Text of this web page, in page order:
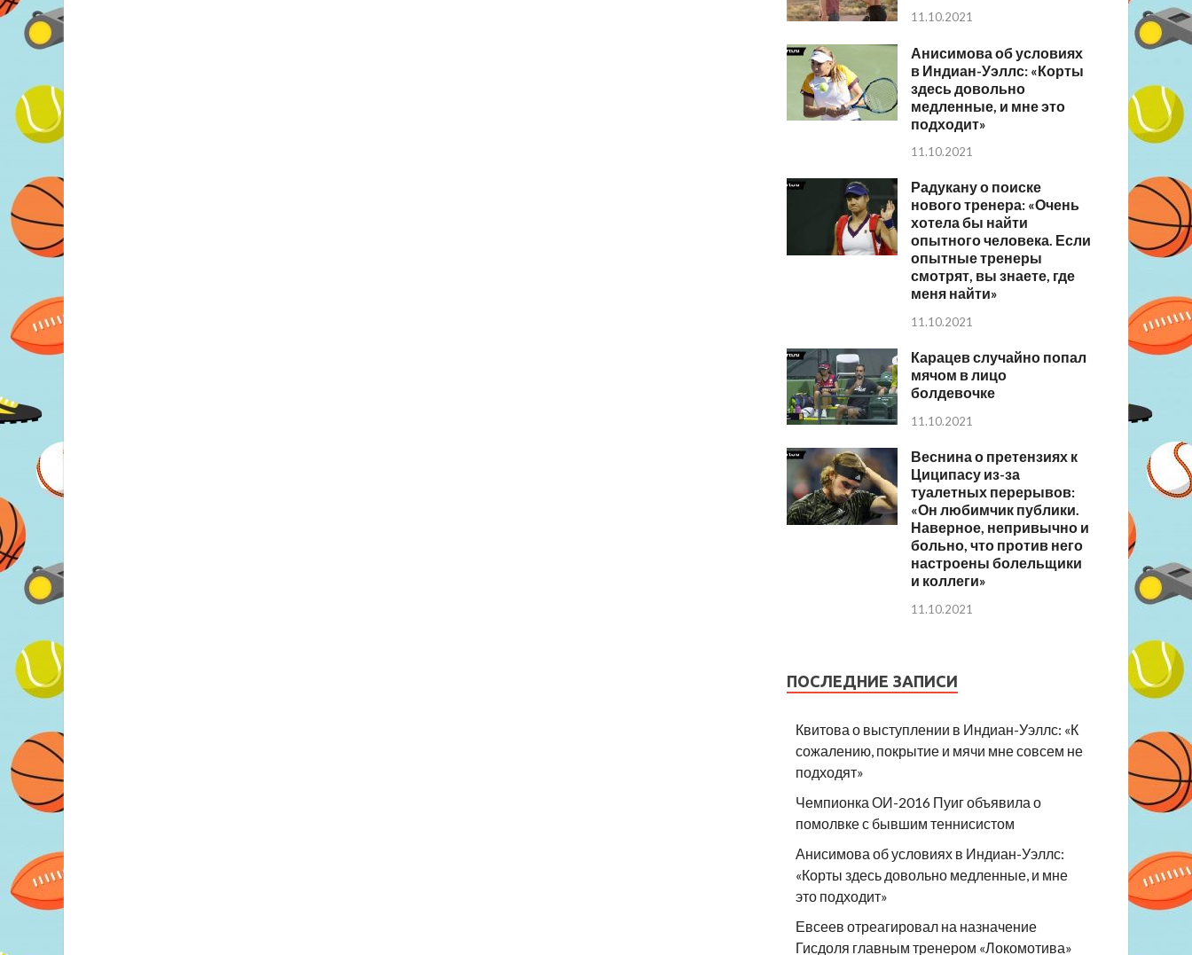
11.10.2021
Анисимова об условиях
в Индиан-Уэллс: «Корты
здесь довольно
медленные, и мне это
подходит»
11.10.2021
Радукану о поиске
нового тренера: «Очень
хотела бы найти
опытного человека. Если
опытные тренеры
смотрят, вы знаете, где
меня найти»
11.10.2021
Карацев случайно попал
мячом в лицо
болдевочке
11.10.2021
Веснина о претензиях к
Циципасу из-за
туалетных перерывов:
«Он любимчик публики.
Наверное, непривычно и
больно, что против него
настроены болельщики
и коллеги»
11.10.2021
ПОСЛЕДНИЕ ЗАПИСИ
Квитова о выступлении в Индиан-Уэллс: «К
сожалению, покрытие и мячи мне совсем не
подходят»
Чемпионка ОИ-2016 Пуиг объявила о
помолвке с бывшим теннисистом
Анисимова об условиях в Индиан-Уэллс:
«Корты здесь довольно медленные, и мне
это подходит»
Евсеев отреагировал на назначение
Гисдоля главным тренером «Локомотива»